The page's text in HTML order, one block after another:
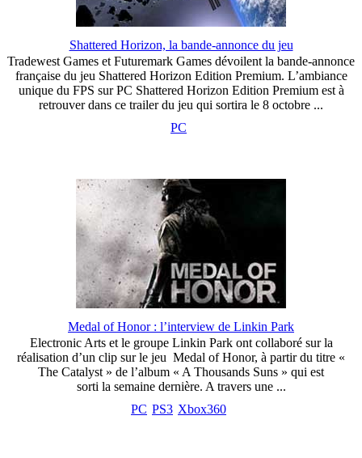
Shattered Horizon, la bande-annonce du jeu
Tradewest Games et Futuremark Games dévoilent la bande-annonce
française du jeu Shattered Horizon Edition Premium. L’ambiance
unique du FPS sur PC Shattered Horizon Edition Premium est à
retrouver dans ce trailer du jeu qui sortira le 8 octobre ...
PC
Medal of Honor : l’interview de Linkin Park
Electronic Arts et le groupe Linkin Park ont collaboré sur la
réalisation d’un clip sur le jeu Medal of Honor, à partir du titre «
The Catalyst » de l’album « A Thousands Suns » qui est
sorti la semaine dernière. A travers une ...
PC PS3 Xbox360